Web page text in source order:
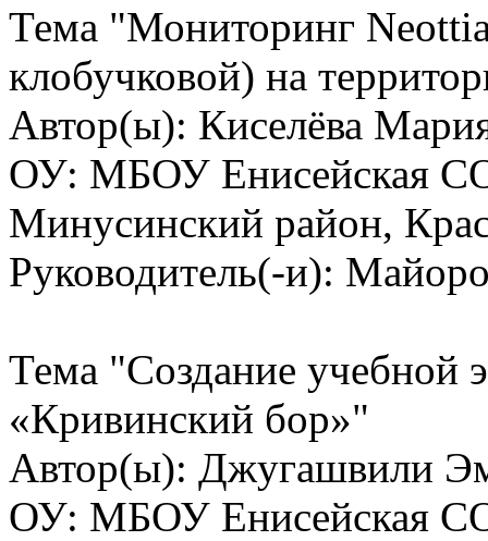
Тема "Мониторинг
клобучковой) на
Автор(ы): Киселёва
ОУ: МБОУ Енисейская
Минусинский район,
Руководитель(-и):
Тема "Создание учебной
«Кривинский бор»"
Автор(ы): Джугашвили
ОУ: МБОУ Енисейская